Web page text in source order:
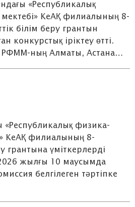
«Республикалық
КеАҚ филиалының 8-
білім беру грантын
конкурстық іріктеу өтті.
РФММ-ның Алматы, Астана…
«Республикалық физика-
КеАҚ филиалының 8-
грантына үміткерлерді
2026 жылғы 10 маусымда
белгілеген тәртіпке